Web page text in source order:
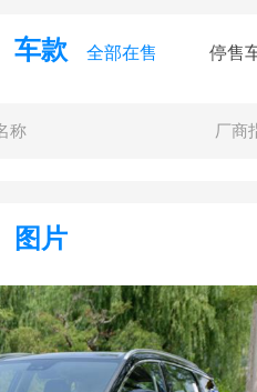
车款 全部在售 停售
称 厂商
图片